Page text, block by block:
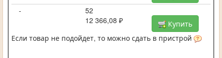
-
52
12 366,08 ₽
Купить
Если товар не подойдет, то можно сдать в пристрой